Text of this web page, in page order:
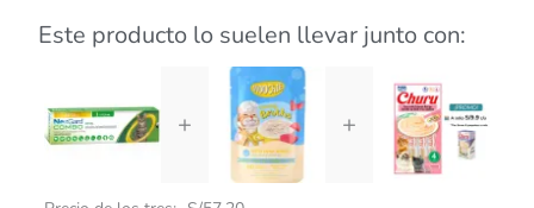
Este producto lo suelen llevar junto con:
+ +